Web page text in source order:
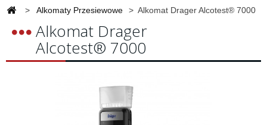
> Alkomaty Przesiewowe > Alkomat Drager Alcotest® 7000
Alkomat Drager
Alcotest® 7000